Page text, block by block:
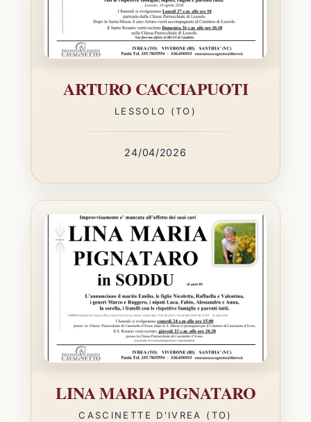
ARTURO CACCIAPUOTI
LESSOLO (TO)
24/04/2026
LINA MARIA PIGNATARO
CASCINETTE D'IVREA (TO)